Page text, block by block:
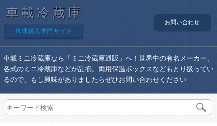
車載冷蔵庫
代理購入専門サイト
お問い合わせ
車載ミニ冷蔵庫なら「ミニ冷蔵庫通販」へ！世界中の有名メーカー、
各式のミニ冷蔵庫などが品揃。両用保温ボックスなどもとり扱ってい
るので、もし興味がありましたらぜひお問い合わせください